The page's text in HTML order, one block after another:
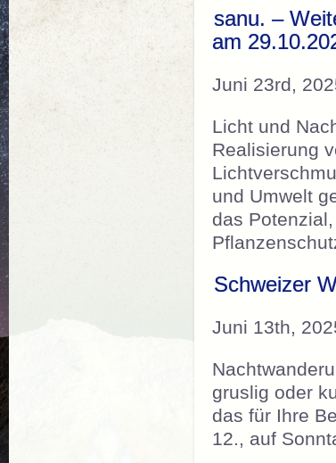
sanu. –
am
Juni 23rd,
Licht und
Realisierung
und Umwelt
das
Schweizer
Juni 13th,
gruslig oder
das für Ihre
12., auf